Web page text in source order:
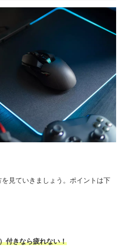
見ていきましょう。ポイントは下
付きなら疲れない！